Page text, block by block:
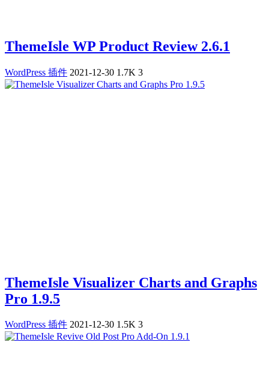
ThemeIsle WP Product Review 2.6.1
WordPress 插件 2021-12-30 1.7K 3
ThemeIsle Visualizer Charts and Graphs
Pro 1.9.5
WordPress 插件 2021-12-30 1.5K 3